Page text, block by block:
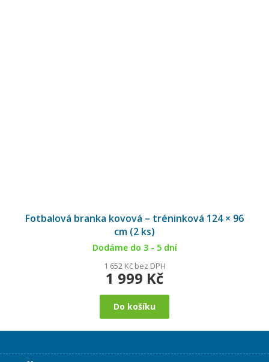
Fotbalová branka kovová – tréninková 124 × 96
cm (2 ks)
Dodáme do 3 - 5 dní
1 652 Kč bez DPH
1 999 Kč
Do košíku